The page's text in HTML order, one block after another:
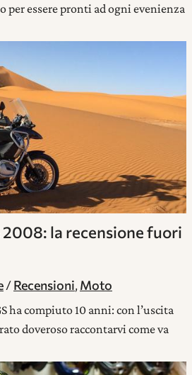
per essere pronti ad ogni evenienza
2008: la recensione fuori
Recensioni,Moto
ha compiuto 10 anni: con l’uscita
doveroso raccontarvi come va